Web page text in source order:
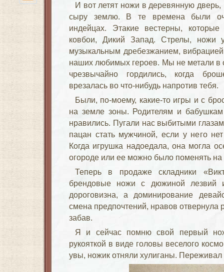
И вот летят ножи в деревянную
сыру землю. В те времена были
индейцах. Этакие вестерны,
ковбои, Дикий Запад. Стрелы, ножи
музыкальным дребезжанием,
наших любимых героев. Мы не метали в
чрезвычайно гордились, когда
врезалась во что-нибудь напротив тебя.
Были, по-моему, какие-то игры и с
на земле зоны. Родителям и
нравились. Пугали нас выбитыми
пацан стать мужчиной, если у него
Когда игрушка надоедала, она могла
огороде или ее можно было поменять
Теперь в продаже складники
брендовые ножи с дюжиной лезвий
дороговизна, а доминирование
смена предпочтений, нравов отвернула
забав.
Я и сейчас помню свой первый
рукояткой в виде головы веселого
увы, ножик отняли хулиганы. Переживал